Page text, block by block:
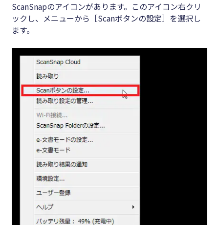
ScanSnapのアイコンがあります。このアイコン右クリ
ックし、メニューから［Scanボタンの設定］を選択し
ます。